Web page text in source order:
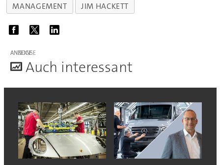
MANAGEMENT
JIM HACKETT
ANZEIGE
Auch interessant